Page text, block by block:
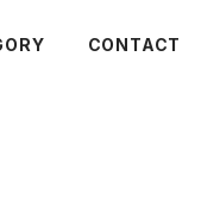
CONTACT